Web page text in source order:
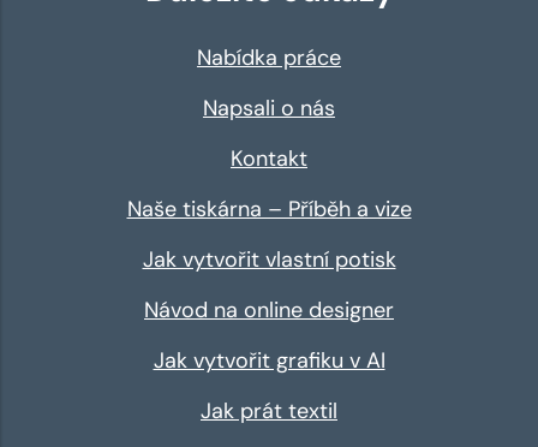
Nabídka práce
Napsali o nás
Kontakt
Naše tiskárna – Příběh a vize
Jak vytvořit vlastní potisk
Návod na online designer
Jak vytvořit grafiku v AI
Jak prát textil